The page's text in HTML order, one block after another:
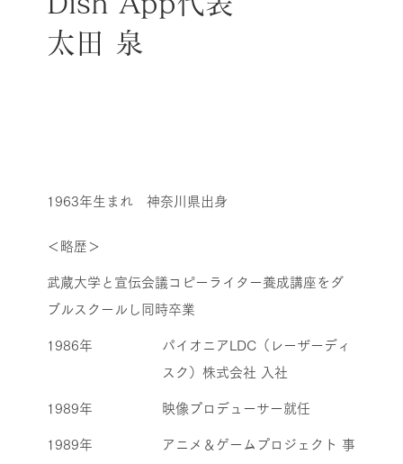
太田 泉
1963年生まれ 神奈川県出身
＜略歴＞
武蔵大学と宣伝会議コピーライター養成講座をダ
ブルスクールし同時卒業
1986年
パイオニアLDC（レーザーディ
スク）株式会社 入社
映像プロデューサー就任
1989年
1989年
アニメ＆ゲームプロジェクト 事